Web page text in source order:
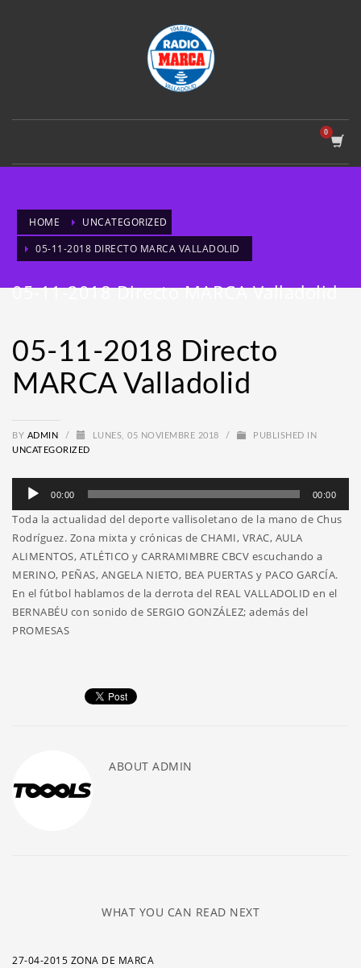
HOME
UNCATEGORIZED
05-11-2018 DIRECTO MARCA VALLADOLID
05-11-2018 Directo MARCA Valladolid
05-11-2018 Directo
MARCA Valladolid
BY ADMIN / LUNES, 05 NOVIEMBRE 2018 /
PUBLISHED IN
UNCATEGORIZED
Reproductor
audio
00:00 00:00
Toda la actualidad del deporte vallisoletano de la mano de Chus
Rodríguez. Zona mixta y crónicas de CHAMI, VRAC, AULA
ALIMENTOS, ATLÉTICO y CARRAMIMBRE CBCV escuchando a
MERINO, PEÑAS, ANGELA NIETO, BEA PUERTAS y PACO GARCÍA.
En el fútbol hablamos de la derrota del REAL VALLADOLID en el
BERNABÉU con sonido de SERGIO GONZÁLEZ; además del
PROMESAS
ABOUT ADMIN
WHAT YOU CAN READ NEXT
27-04-2015 ZONA DE MARCA